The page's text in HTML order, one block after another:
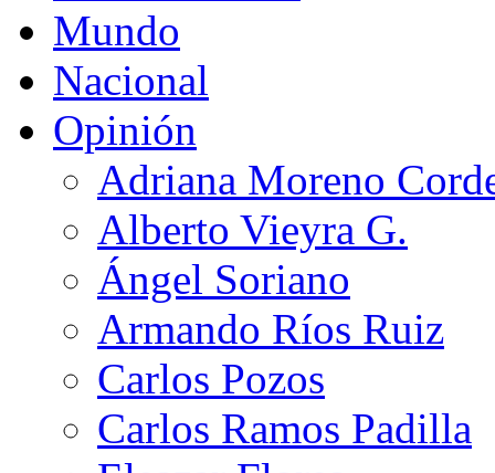
Mundo
Nacional
Opinión
Adriana Moreno
Alberto Vieyra G.
Ángel Soriano
Armando Ríos Ruiz
Carlos Pozos
Carlos Ramos Padilla